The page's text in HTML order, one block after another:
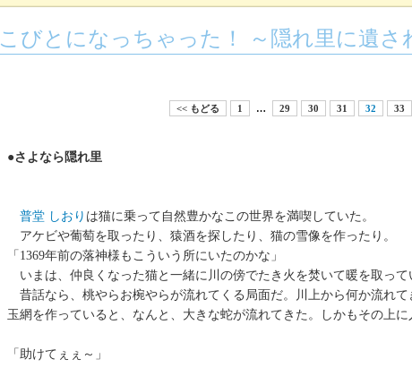
こびとになっちゃった！ ～隠れ里に遺さ
<< もどる 1 … 29 30 31 32 33
●さよなら隠れ里
普堂 しおり は猫に乗って自然豊かなこの世界を満喫していた。
アケビや葡萄を取ったり、猿酒を探したり、猫の雪像を作ったり。
「1369年前の落神様もこういう所にいたのかな」
いまは、仲良くなった猫と一緒に川の傍でたき火を焚いて暖を取って
昔話なら、桃やらお椀やらが流れてくる局面だ。川上から何か流れ
玉網を作っていると、なんと、大きな蛇が流れてきた。しかもその上に
「助けてぇぇ～」